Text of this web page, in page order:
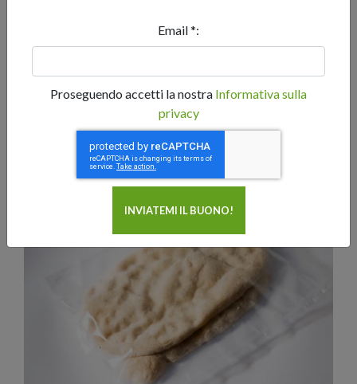
Email *:
Proseguendo accetti la nostra Informativa sulla
privacy
Tutte le nostre basi pizza e focaccia non contengono
conservanti e devono quindi essere conservate in
per un periodo massimo di 30 giorni.
Se preferite possono anche essere surgelate, in questo
caso consigliamo di scongelarle un paio d'ore prima
dell'utilizzo, in modo da farle scongelare naturalmente.